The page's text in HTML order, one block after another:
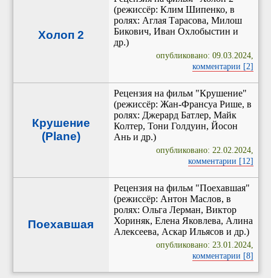
Холоп 2
(режиссёр: Клим Шипенко, в
ролях: Аглая Тарасова, Милош
Бикович, Иван Охлобыстин и
др.)
опубликовано: 09.03.2024,
комментарии [2]
Крушение
(Plane)
Рецензия на фильм "Крушение"
(режиссёр: Жан-Франсуа Рише, в
ролях: Джерард Батлер, Майк
Колтер, Тони Голдуин, Йосон
Ань и др.)
опубликовано: 22.02.2024,
комментарии [12]
Поехавшая
Рецензия на фильм "Поехавшая"
(режиссёр: Антон Маслов, в
ролях: Ольга Лерман, Виктор
Хориняк, Елена Яковлева, Алина
Алексеева, Аскар Ильясов и др.)
опубликовано: 23.01.2024,
комментарии [8]